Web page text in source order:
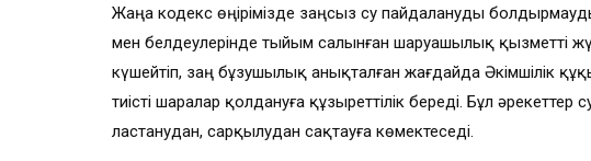
Жаңа кодекс өңірімізде заңсыз су пайдалануды
мен белдеулерінде тыйым салынған шаруашылық қызметті
күшейтіп, заң бұзушылық анықталған жағдайда Әкімшілік
тиісті шаралар қолдануға құзыреттілік береді. Бұл әрекеттер
ластанудан, сарқылудан сақтауға көмектеседі.